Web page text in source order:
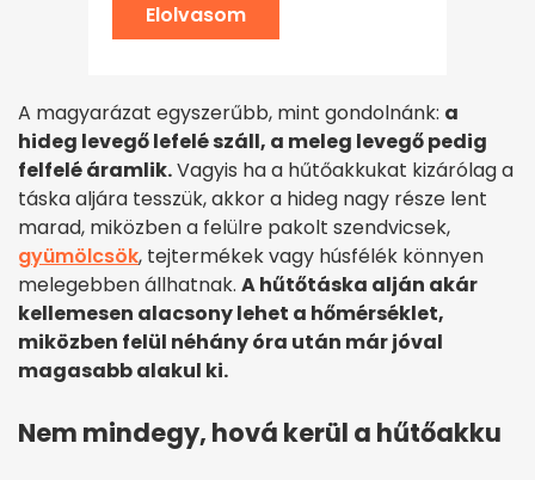
Elolvasom
A magyarázat egyszerűbb, mint gondolnánk: a
hideg levegő lefelé száll, a meleg levegő pedig
felfelé áramlik.Vagyis ha a hűtőakkukat kizárólag a
táska aljára tesszük, akkor a hideg nagy része lent
marad, miközben a felülre pakolt szendvicsek,
gyümölcsök, tejtermékek vagy húsfélék könnyen
melegebben állhatnak. A hűtőtáska alján akár
kellemesen alacsony lehet a hőmérséklet,
miközben felül néhány óra után már jóval
magasabb alakul ki.
Nem mindegy, hová kerül a hűtőakku